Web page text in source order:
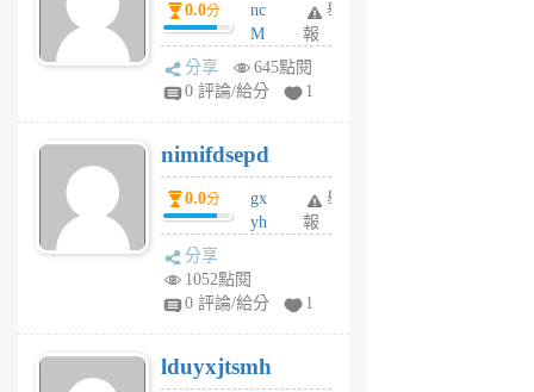
0.0分
nc
M
U
F
U
5
個
月
舉
報
分享
645點閱
0 評論/給分
1
nimifdsepd
0.0分
gx
yh
jl
月
舉
報
分享
1052點閱
0 評論/給分
1
lduyxjtsmh